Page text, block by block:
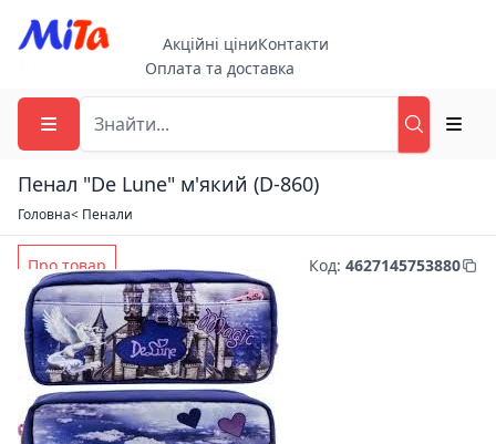
Акційні ціниКонтакти
Оплата та доставка
Пенал "De Lune" м'який (D-860)
Головна< Пенали
Про товар Код: 4627145753880